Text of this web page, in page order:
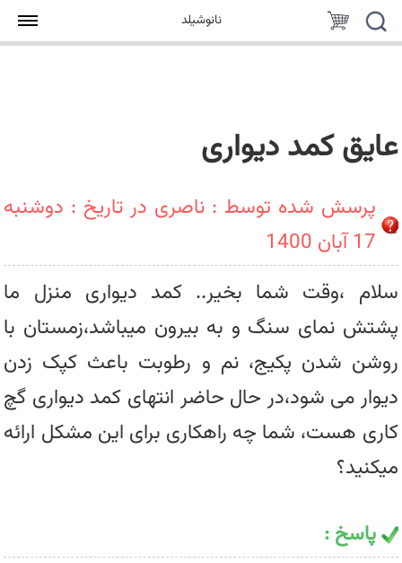
نانوشیلد
عایق کمد دیواری
پرسش شده توسط : ناصری در تاریخ : دوشنبه
17 آبان 1400
سلام ،وقت شما بخیر.. کمد دیواری منزل ما
پشتش نمای سنگ و به بیرون میباشد،زمستان با
روشن شدن پکیج، نم و رطوبت باعث کپک زدن
دیوار می شود،در حال حاضر انتهای کمد دیواری گچ
کاری هست، شما چه راهکاری برای این مشکل ارائه
میکنید؟
پاسخ :
جستجو
سبد